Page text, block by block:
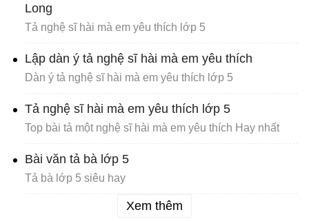
Long
Tả nghệ sĩ hài mà em yêu thích lớp 5
Lập dàn ý tả nghệ sĩ hài mà em yêu thích
Dàn ý tả nghệ sĩ hài mà em yêu thích lớp 5
Tả nghệ sĩ hài mà em yêu thích lớp 5
Top bài tả một nghệ sĩ hài mà em yêu thích Hay nhất
Bài văn tả bà lớp 5
Tả bà lớp 5 siêu hay
Xem thêm